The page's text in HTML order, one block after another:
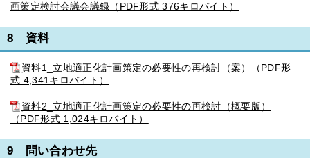
画策定検討会議会議録（PDF形式 376キロバイト）
8 資料
資料1_立地適正化計画策定の必要性の再検討（案）（PDF形
式 4,341キロバイト）
資料2_立地適正化計画策定の必要性の再検討（概要版）
（PDF形式 1,024キロバイト）
9 問い合わせ先